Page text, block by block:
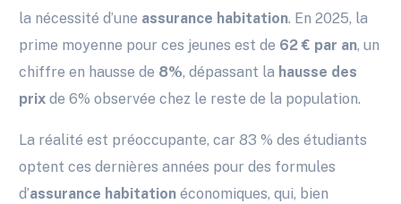
la nécessité d’une assurance habitation. En 2025, la
prime moyenne pour ces jeunes est de 62 € par an, un
chiffre en hausse de 8%, dépassant la hausse des
prix de 6% observée chez le reste de la population.
La réalité est préoccupante, car 83 % des étudiants
optent ces dernières années pour des formules
d’assurance habitation économiques, qui, bien